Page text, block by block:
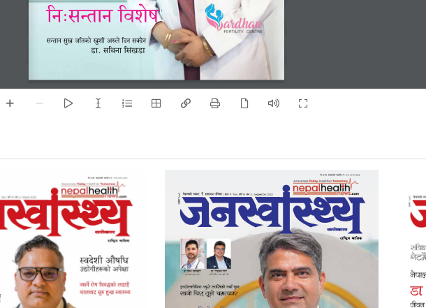
lgM;Gtfg ljz]if
;Gtfg ;'v hltsf] v'zL c?n] lbg ;Sb}g
8f= ;lagf l;+v8f